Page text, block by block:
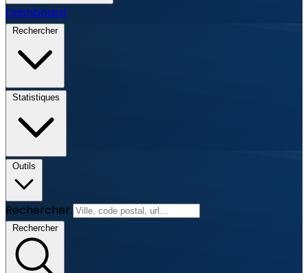
Dashboard
Rechercher
Statistiques
Outils
Rechercher
Rechercher